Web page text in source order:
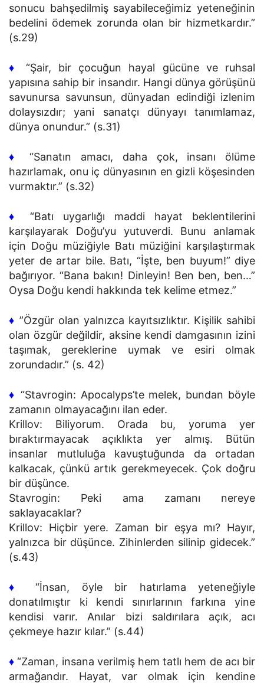
sonucu bahşedilmiş sayabileceğimiz yeteneğinin
bedelini ödemek zorunda olan bir hizmetkardır.”
(s.29)
♦
“Şair, bir çocuğun hayal gücüne ve ruhsal
yapısına sahip bir insandır. Hangi dünya görüşünü
savunursa savunsun, dünyadan edindiği izlenim
dolaysızdır; yani sanatçı dünyayı tanımlamaz,
dünya onundur.” (s.31)
♦
“Sanatın amacı, daha çok, insanı ölüme
hazırlamak, onu iç dünyasının en gizli köşesinden
vurmaktır.” (s.32)
♦
“Batı uygarlığı maddi hayat beklentilerini
karşılayarak Doğu’yu yutuverdi. Bunu anlamak
için Doğu müziğiyle Batı müziğini karşılaştırmak
yeter de artar bile. Batı, “İşte, ben buyum!” diye
bağırıyor. “Bana bakın! Dinleyin! Ben ben, ben…”
Oysa Doğu kendi hakkında tek kelime etmez.”
♦ ”Özgür olan yalnızca kayıtsızlıktır. Kişilik sahibi
olan özgür değildir, aksine kendi damgasının izini
taşımak, gereklerine uymak ve esiri olmak
zorundadır.” (s. 42)
♦ “Stavrogin: Apocalyps’te melek, bundan böyle
zamanın olmayacağını ilan eder.
Krillov: Biliyorum. Orada bu, yoruma yer
bıraktırmayacak açıklıkta yer almış. Bütün
insanlar mutluluğa kavuştuğunda da ortadan
kalkacak, çünkü artık gerekmeyecek. Çok doğru
bir düşünce.
Stavrogin: Peki ama zamanı nereye
saklayacaklar?
Krillov: Hiçbir yere. Zaman bir eşya mı? Hayır,
yalnızca bir düşünce. Zihinlerden silinip gidecek.”
(s.43)
♦
“İnsan, öyle bir hatırlama yeteneğiyle
donatılmıştır ki kendi sınırlarının farkına yine
kendisi varır. Anılar bizi saldırılara açık, acı
çekmeye hazır kılar.” (s.44)
♦ “Zaman, insana verilmiş hem tatlı hem de acı bir
armağandır. Hayat, var olmak için kendine